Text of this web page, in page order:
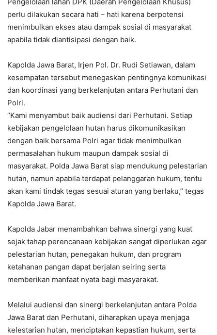
perlu dilakukan secara hati – hati karena berpotensi
menimbulkan ekses atau dampak sosial di masyarakat
apabila tidak diantisipasi dengan baik.
Kapolda Jawa Barat, Irjen Pol. Dr. Rudi Setiawan, dalam
kesempatan tersebut menegaskan pentingnya komunikasi
dan koordinasi yang berkelanjutan antara Perhutani dan
Polri.
“Kami menyambut baik audiensi dari Perhutani. Setiap
kebijakan pengelolaan hutan harus dikomunikasikan
dengan baik bersama Polri agar tidak menimbulkan
permasalahan hukum maupun dampak sosial di
masyarakat. Polda Jawa Barat siap mendukung pelestarian
hutan, namun apabila terdapat pelanggaran hukum, tentu
akan kami tindak tegas sesuai aturan yang berlaku,” tegas
Kapolda Jawa Barat.
Kapolda Jabar menambahkan bahwa sinergi yang kuat
sejak tahap perencanaan kebijakan sangat diperlukan agar
pelestarian hutan, penegakan hukum, dan program
ketahanan pangan dapat berjalan seiring serta
memberikan manfaat nyata bagi masyarakat.
Melalui audiensi dan sinergi berkelanjutan antara Polda
Jawa Barat dan Perhutani, diharapkan upaya menjaga
kelestarian hutan, menciptakan kepastian hukum, serta